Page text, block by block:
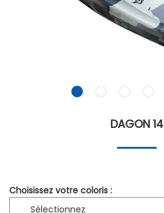
DAGON 14
Choisissez votre coloris :